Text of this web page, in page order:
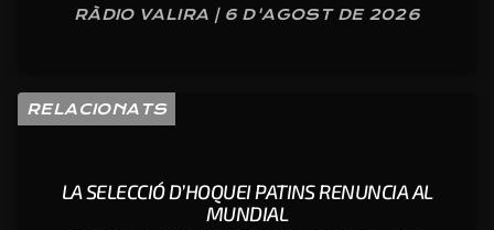
RÀDIO VALIRA | 6 D'AGOST DE 2026
RELACIONATS
LA SELECCIÓ D’HOQUEI PATINS RENUNCIA AL
MUNDIAL